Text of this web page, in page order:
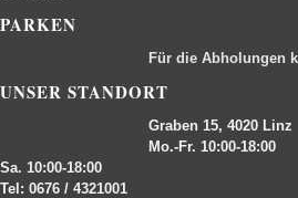
PARKEN
Für die Abholungen
UNSER STANDORT
Graben 15, 4020 Linz
Mo.-Fr. 10:00-18:00
Sa. 10:00-18:00
Tel: 0676 / 4321001